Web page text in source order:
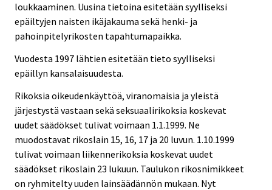
loukkaaminen. Uusina tietoina esitetään syylliseksi
epäiltyjen naisten ikäjakauma sekä henki- ja
pahoinpitelyrikosten tapahtumapaikka.
Vuodesta 1997 lähtien esitetään tieto syylliseksi
epäillyn kansalaisuudesta.
Rikoksia oikeudenkäyttöä, viranomaisia ja yleistä
järjestystä vastaan sekä seksuaalirikoksia koskevat
uudet säädökset tulivat voimaan 1.1.1999. Ne
muodostavat rikoslain 15, 16, 17 ja 20 luvun. 1.10.1999
tulivat voimaan liikennerikoksia koskevat uudet
säädökset rikoslain 23 lukuun. Taulukon rikosnimikkeet
on ryhmitelty uuden lainsäädännön mukaan. Nyt